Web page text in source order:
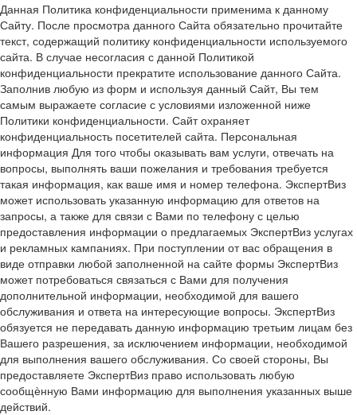
Данная Политика конфиденциальности применима к данному
Сайту. После просмотра данного Сайта обязательно прочитайте
текст, содержащий политику конфиденциальности используемого
сайта. В случае несогласия с данной Политикой
конфиденциальности прекратите использование данного Сайта.
Заполнив любую из форм и используя данный Сайт, Вы тем
самым выражаете согласие с условиями изложенной ниже
Политики конфиденциальности. Сайт охраняет
конфиденциальность посетителей сайта. Персональная
информация Для того чтобы оказывать вам услуги, отвечать на
вопросы, выполнять ваши пожелания и требования требуется
такая информация, как ваше имя и номер телефона. ЭкспертВиз
может использовать указанную информацию для ответов на
запросы, а также для связи с Вами по телефону с целью
предоставления информации о предлагаемых ЭкспертВиз услугах
и рекламных кампаниях. При поступлении от вас обращения в
виде отправки любой заполненной на сайте формы ЭкспертВиз
может потребоваться связаться с Вами для получения
дополнительной информации, необходимой для вашего
обслуживания и ответа на интересующие вопросы. ЭкспертВиз
обязуется не передавать данную информацию третьим лицам без
Вашего разрешения, за исключением информации, необходимой
для выполнения вашего обслуживания. Со своей стороны, Вы
предоставляете ЭкспертВиз право использовать любую
сообщѐнную Вами информацию для выполнения указанных выше
действий.